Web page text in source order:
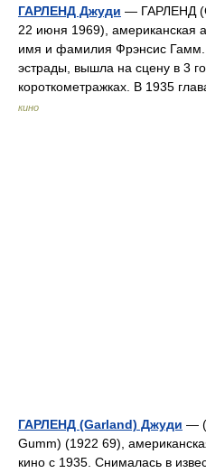
ГАРЛЕНД Джуди — ГАРЛЕНД
22 июня 1969), американская
имя и фамилия Фрэнсис Гамм.
эстрады, вышла на сцену в 3
короткометражках. В 1935
кино
ГАРЛЕНД (Garland) Джуди —
Gumm) (1922 69),
кино с 1935. Снималась в